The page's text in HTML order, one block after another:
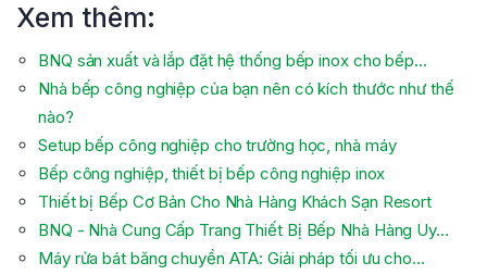
Xem thêm:
BNQ sản xuất và lắp đặt hệ thống bếp inox cho bếp…
Nhà bếp công nghiệp của bạn nên có kích thước như thế
nào?
Setup bếp công nghiệp cho trường học, nhà máy
Bếp công nghiệp, thiết bị bếp công nghiệp inox
Thiết bị Bếp Cơ Bản Cho Nhà Hàng Khách Sạn Resort
BNQ - Nhà Cung Cấp Trang Thiết Bị Bếp Nhà Hàng Uy…
Máy rửa bát băng chuyền ATA: Giải pháp tối ưu cho…